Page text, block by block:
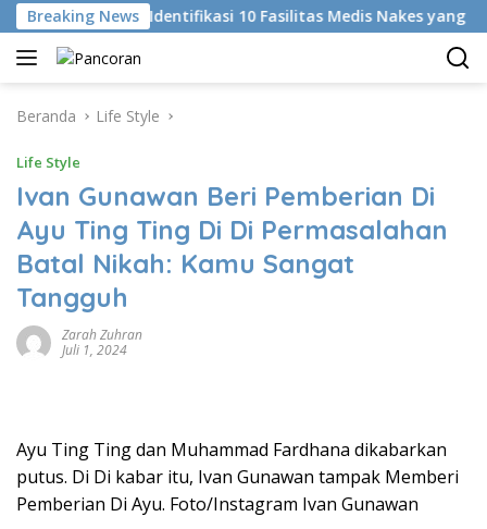
Langsung
ke
konten
Breaking News
KKI Identifikasi 10 Fasilitas Medis Nakes yang Diduga
Beranda Life Style
Life Style
Ivan Gunawan Beri Pemberian Di
Ayu Ting Ting Di Di Permasalahan
Batal Nikah: Kamu Sangat
Tangguh
Zarah Zuhran
Juli 1, 2024
Ayu Ting Ting dan Muhammad Fardhana dikabarkan
putus. Di Di kabar itu, Ivan Gunawan tampak Memberi
Pemberian Di Ayu. Foto/Instagram Ivan Gunawan